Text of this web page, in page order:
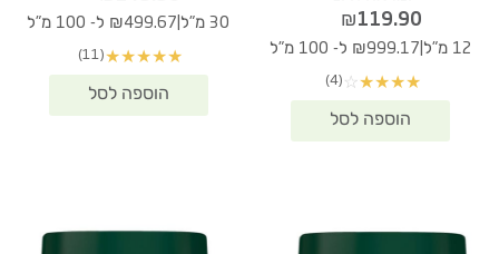
₪119.90
12 מ"ל ₪999.17 ל- 100 מ"ל
★
★
★
★
☆
(4)
30 מ"ל ₪499.67 ל- 100 מ"ל
★
★
★
★
★
(11)